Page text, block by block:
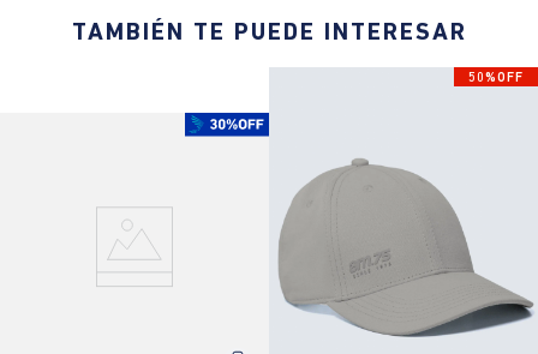
TAMBIÉN TE PUEDE INTERESAR
50%OFF